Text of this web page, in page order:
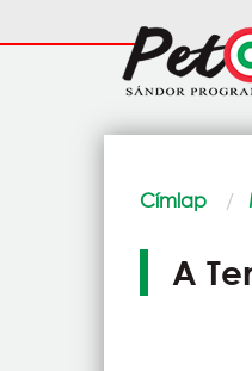
Fő
navigáció
Morzsa
Címlap
A